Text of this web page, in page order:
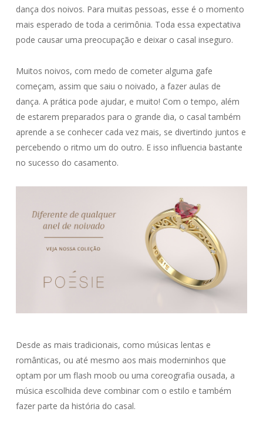
dança dos noivos. Para muitas pessoas, esse é o momento
mais esperado de toda a cerimônia. Toda essa expectativa
pode causar uma preocupação e deixar o casal inseguro.
Muitos noivos, com medo de cometer alguma gafe
começam, assim que saiu o noivado, a fazer aulas de
dança. A prática pode ajudar, e muito! Com o tempo, além
de estarem preparados para o grande dia, o casal também
aprende a se conhecer cada vez mais, se divertindo juntos e
percebendo o ritmo um do outro. E isso influencia bastante
no sucesso do casamento.
Desde as mais tradicionais, como músicas lentas e
românticas, ou até mesmo aos mais moderninhos que
optam por um flash moob ou uma coreografia ousada, a
música escolhida deve combinar com o estilo e também
fazer parte da história do casal.